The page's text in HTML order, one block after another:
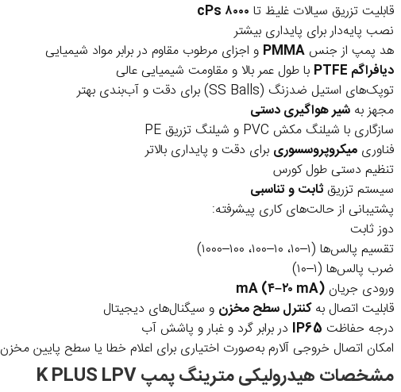
قابلیت تزریق سیالات غلیظ تا ۸۰۰۰ cPs
نصب پایه‌دار برای پایداری بیشتر
هد پمپ از جنس PMMA و اجزای مرطوب مقاوم در برابر مواد شیمیایی
دیافراگم PTFE
با طول عمر بالا و مقاومت شیمیایی عالی
توپک‌های استیل ضدزنگ (SS Balls) برای دقت و آب‌بندی بهتر
مجهز به شیر هواگیری دستی
سازگاری با شیلنگ مکش PVC و شیلنگ تزریق PE
فناوری میکروپروسسوری برای دقت و پایداری بالاتر
تنظیم دستی طول کورس
سیستم تزریقثابت و تناسبی
پشتیبانی از حالت‌های کاری پیشرفته:
دوز ثابت
تقسیم پالس‌ها (۱–۱۰، ۱۰–۱۰۰، ۱۰۰–۱۰۰۰)
ضرب پالس‌ها (۱–۱۰)
ورودی جریان mA (۴–۲۰ mA)
قابلیت اتصال بهکنترل سطح مخزن و سیگنال‌های دیجیتال
درجه حفاظت IP65 در برابر گرد و غبار و پاشش آب
امکان اتصال خروجی آلارم به‌صورت اختیاری برای اعلام خطا یا سطح پایین مخزن
مشخصات هیدرولیکی مترینگ پمپ K PLUS LPV